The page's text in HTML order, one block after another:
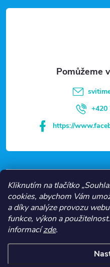
Kliknutím na tlačítko
cookies, abychom Vám
a díky analýze provozu
funkce, výkon a použitelnost.
informacízde.
á
VŠE O NÁKUPU
NEJČASTĚJŠÍ
+420
https://